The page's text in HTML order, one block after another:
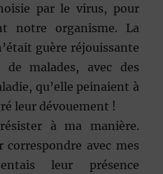
par le virus, pour
notre organisme. La
guère réjouissante
malades, avec des
qu’elle peinaient à
leur dévouement !
à ma manière.
correspondre avec mes
leur présence